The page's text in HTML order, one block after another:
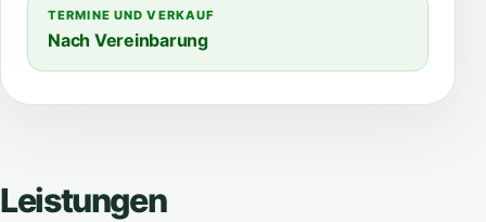
TERMINE UND VERKAUF
Nach Vereinbarung
Leistungen